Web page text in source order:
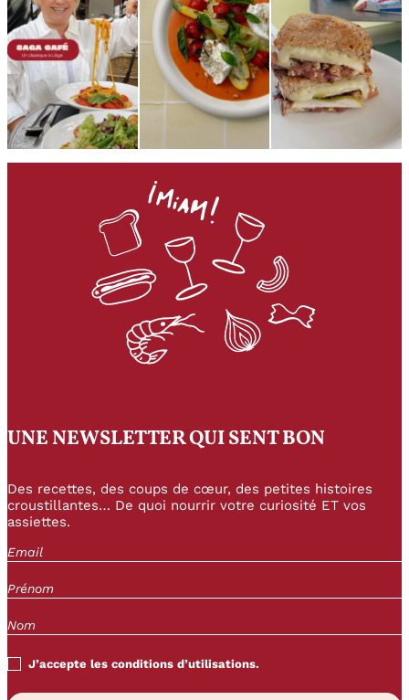
UNE NEWSLETTER QUI SENT BON
Des recettes, des coups de cœur, des petites histoires
croustillantes… De quoi nourrir votre curiosité ET vos
assiettes.
J’accepte les conditions d’utilisations.